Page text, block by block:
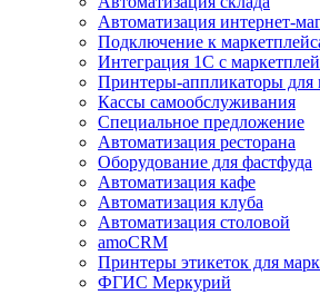
Автоматизация интернет-
Подключение к
Интеграция 1С с
Принтеры-аппликаторы для
Кассы самообслуживания
Специальное предложение
Автоматизация ресторана
Оборудование для фастфуда
Автоматизация кафе
Автоматизация клуба
Автоматизация столовой
amoCRM
Принтеры этикеток для
ФГИС Меркурий